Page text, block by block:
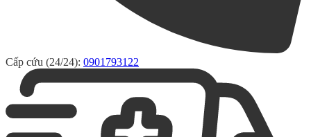
Cấp cứu (24/24): 0901793122